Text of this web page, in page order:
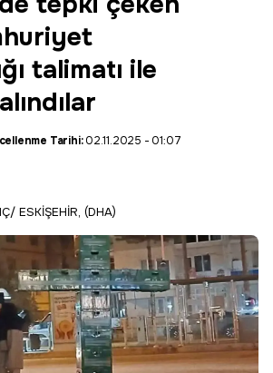
talimatı ile
Tarihi:02.11.2025 - 01:07
ESKİŞEHİR, (DHA)